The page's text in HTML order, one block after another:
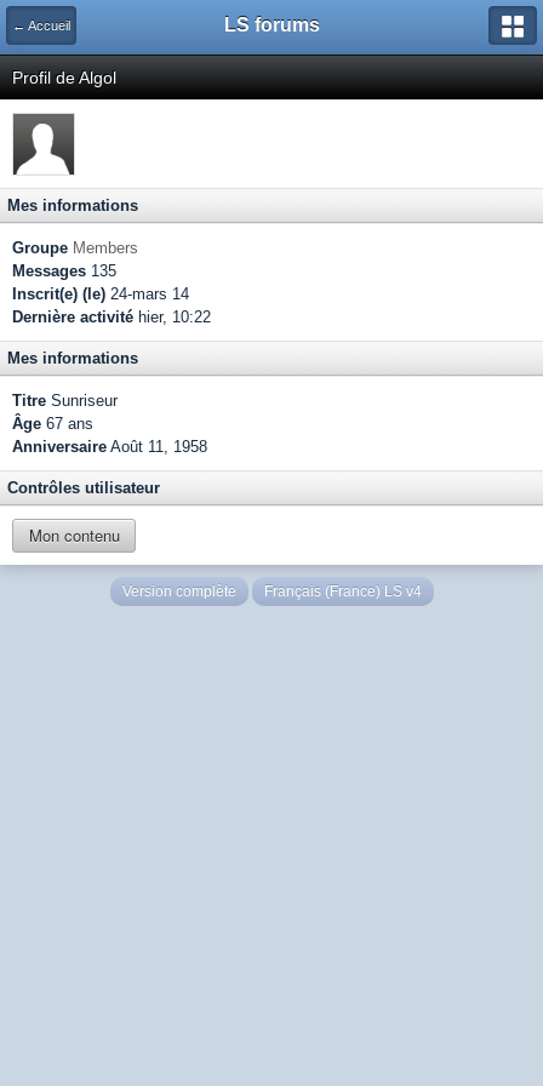
← Accueil LS forums
Profil de Algol
Mes informations
Groupe Members
Messages 135
Inscrit(e) (le) 24-mars 14
Dernière activité hier, 10:22
Mes informations
Titre Sunriseur
Âge 67 ans
Anniversaire Août 11, 1958
Contrôles utilisateur
Mon contenu
Version complète Français (France) LS v4